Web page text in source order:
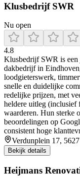
Klusbedrijf SWR
Nu open
4.8
Klusbedrijf SWR is een
dakbedrijf in
loodgieterswerk,
snelle en duidelijke
redelijke prijzen, met
heldere uitleg (inclusief
waarderen. Hun sterke
beoordelingen op
consistent hoge
Verdunplein 17,
Bekijk details
Heijmans